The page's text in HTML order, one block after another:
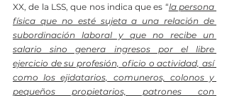
XX, de la LSS, que nos indica que es “la persona
física que no esté sujeta a una relación de
subordinación laboral y que no recibe un
salario sino genera ingresos por el libre
ejercicio de su profesión, oficio o actividad, así
como los ejidatarios, comuneros, colonos y
pequeños propietarios, patrones con